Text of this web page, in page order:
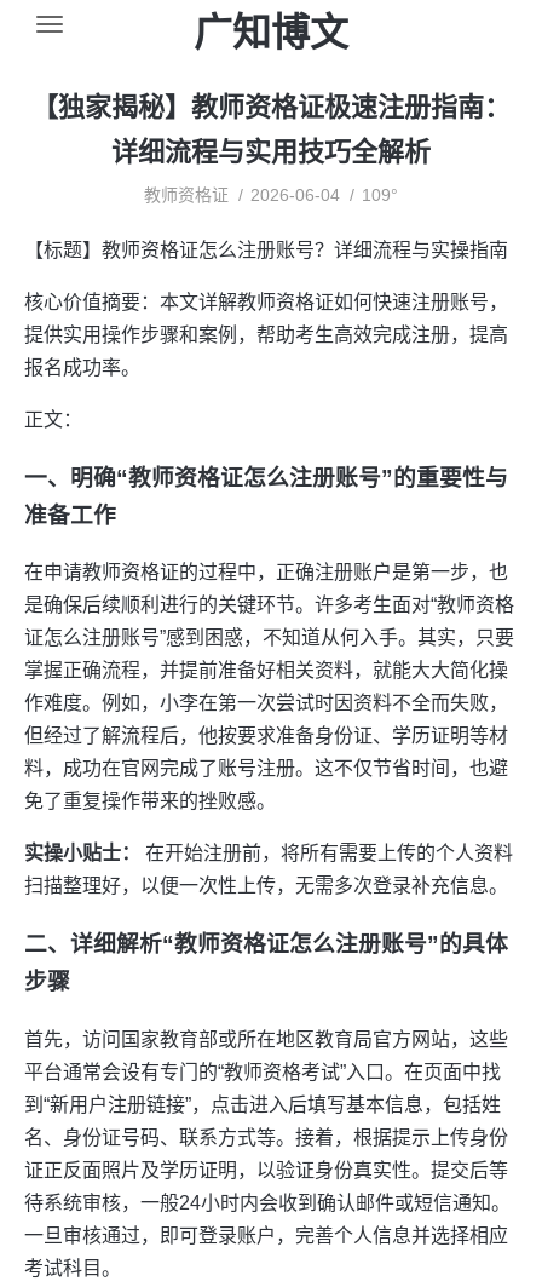
广知博文
【独家揭秘】教师资格证极速注册指南：
详细流程与实用技巧全解析
教师资格证 2026-06-04 109°
【标题】教师资格证怎么注册账号？详细流程与实操指南
核心价值摘要：本文详解教师资格证如何快速注册账号，
提供实用操作步骤和案例，帮助考生高效完成注册，提高
报名成功率。
正文：
一、明确“教师资格证怎么注册账号”的重要性与
准备工作
在申请教师资格证的过程中，正确注册账户是第一步，也
是确保后续顺利进行的关键环节。许多考生面对“教师资格
证怎么注册账号”感到困惑，不知道从何入手。其实，只要
掌握正确流程，并提前准备好相关资料，就能大大简化操
作难度。例如，小李在第一次尝试时因资料不全而失败，
但经过了解流程后，他按要求准备身份证、学历证明等材
料，成功在官网完成了账号注册。这不仅节省时间，也避
免了重复操作带来的挫败感。
实操小贴士：
在开始注册前，将所有需要上传的个人资料
扫描整理好，以便一次性上传，无需多次登录补充信息。
二、详细解析“教师资格证怎么注册账号”的具体
步骤
首先，访问国家教育部或所在地区教育局官方网站，这些
平台通常会设有专门的“教师资格考试”入口。在页面中找
到“新用户注册链接”，点击进入后填写基本信息，包括姓
名、身份证号码、联系方式等。接着，根据提示上传身份
证正反面照片及学历证明，以验证身份真实性。提交后等
待系统审核，一般24小时内会收到确认邮件或短信通知。
一旦审核通过，即可登录账户，完善个人信息并选择相应
考试科目。